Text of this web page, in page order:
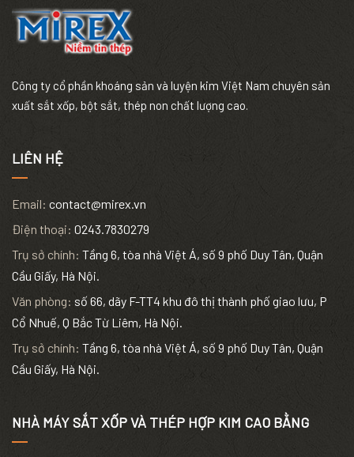
Công ty cổ phần khoáng sản và luyện kim Việt Nam chuyên sản
xuất sắt xốp, bột sắt, thép non chất lượng cao.
LIÊN HỆ
Email: contact@mirex.vn
Điện thoại: 0243.7830279
Trụ sở chính: Tầng 6, tòa nhà Việt Á, số 9 phố Duy Tân, Quận
Cầu Giấy, Hà Nội.
Văn phòng: số 66, dãy F-TT4 khu đô thị thành phố giao lưu, P
Cổ Nhuế, Q Bắc Từ Liêm, Hà Nội.
Trụ sở chính: Tầng 6, tòa nhà Việt Á, số 9 phố Duy Tân, Quận
Cầu Giấy, Hà Nội.
NHÀ MÁY SẮT XỐP VÀ THÉP HỢP KIM CAO BẰNG